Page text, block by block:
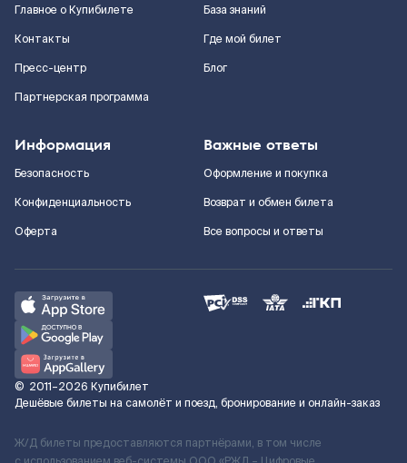
Главное о Купибилете
Контакты
Пресс-центр
Партнерская программа
База знаний
Где мой билет
Блог
Информация
Безопасность
Конфиденциальность
Оферта
Важные ответы
Оформление и покупка
Возврат и обмен билета
Все вопросы и ответы
© 2011–2026 Купибилет
Дешёвые билеты на самолёт и поезд, бронирование и онлайн-заказ
Ж/Д билеты предоставляются партнёрами, в том числе